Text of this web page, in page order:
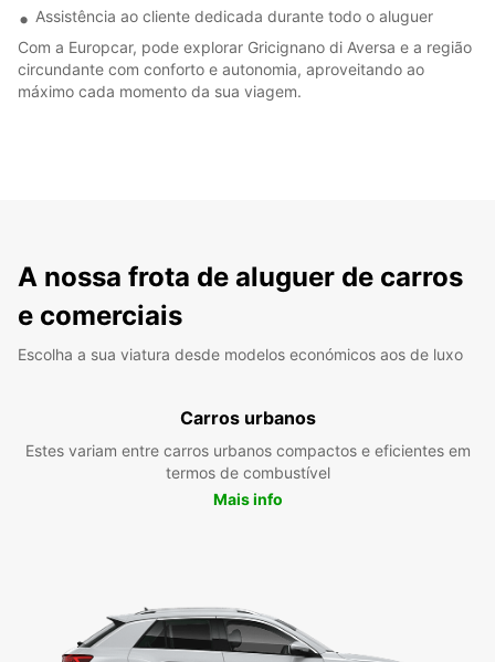
Assistência ao cliente dedicada durante todo o aluguer
Com a Europcar, pode explorar Gricignano di Aversa e a região
circundante com conforto e autonomia, aproveitando ao
máximo cada momento da sua viagem.
A nossa frota de aluguer de carros
e comerciais
Escolha a sua viatura desde modelos económicos aos de luxo
Carros urbanos
Estes variam entre carros urbanos compactos e eficientes em
termos de combustível
Mais info